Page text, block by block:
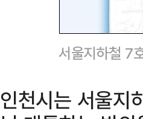
서울지하철 7
인천시는 서울지